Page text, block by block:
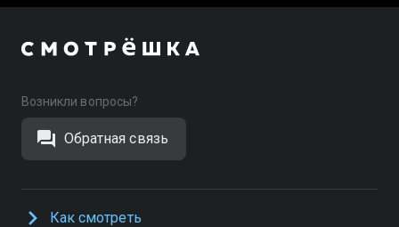
Возникли вопросы?
Обратная связь
Как смотреть